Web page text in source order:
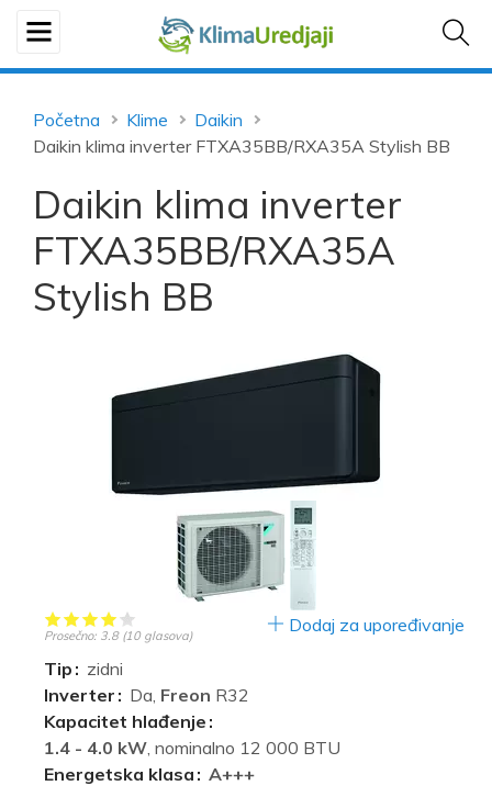
Početna Klime
Daikin
Daikin klima inverter FTXA35BB/RXA35A Stylish BB
Daikin klima inverter
FTXA35BB/RXA35A
Stylish BB
Prosečno: 3.8 (10glasova)
Tip
zidni
Inverter
Da, Freon R32
Kapacitet hlađenje
1.4 - 4.0 kW, nominalno 12 000 BTU
Energetska klasa
A+++
Dodaj za upoređivanje